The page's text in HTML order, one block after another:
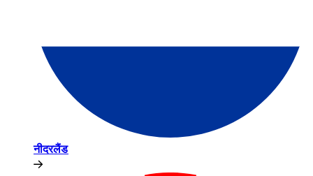
नीदरलैंड​​